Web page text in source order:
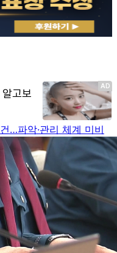
…파악·관리 체계 미비